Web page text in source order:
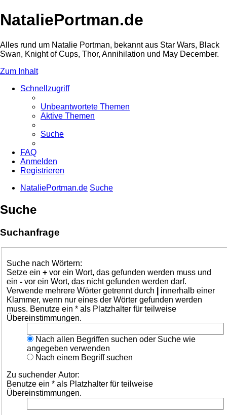
NataliePortman.de
Alles rund um Natalie Portman, bekannt aus Star Wars, Black
Swan, Knight of Cups, Thor, Annihilation und May December.
Zum Inhalt
Schnellzugriff
Unbeantwortete Themen
Aktive Themen
Suche
FAQ
Anmelden
Registrieren
NataliePortman.de Suche
Suche
Suchanfrage
Suche nach Wörtern:
Setze ein + vor ein Wort, das gefunden werden muss und
ein - vor ein Wort, das nicht gefunden werden darf.
Verwende mehrere Wörter getrennt durch
innerhalb einer
Klammer, wenn nur eines der Wörter gefunden werden
muss. Benutze ein * als Platzhalter für teilweise
Übereinstimmungen.
Nach allen Begriffen suchen oder Suche wie
angegeben verwenden
Nach einem Begriff suchen
Zu suchender Autor:
Benutze ein * als Platzhalter für teilweise
Übereinstimmungen.